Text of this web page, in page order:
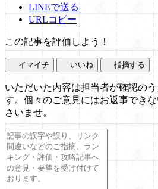
LINEで送る
URLコピー
この記事を評価しよう！
イマイチ いいね 指摘する
いただいた内容は担当者が確認の
す。個々のご意見にはお返事でき
さいませ。